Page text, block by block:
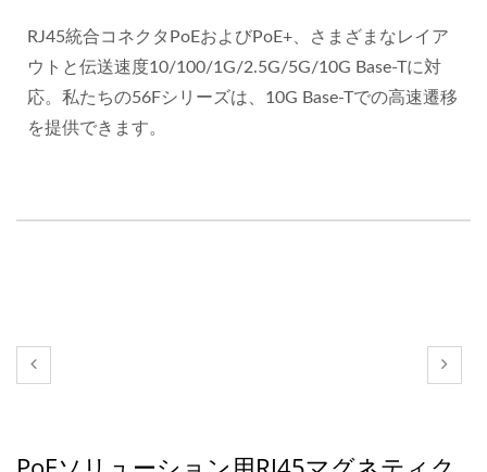
RJ45統合コネクタPoEおよびPoE+、さまざまなレイア
ウトと伝送速度10/100/1G/2.5G/5G/10G Base-Tに対
応。私たちの56Fシリーズは、10G Base-Tでの高速遷移
を提供できます。